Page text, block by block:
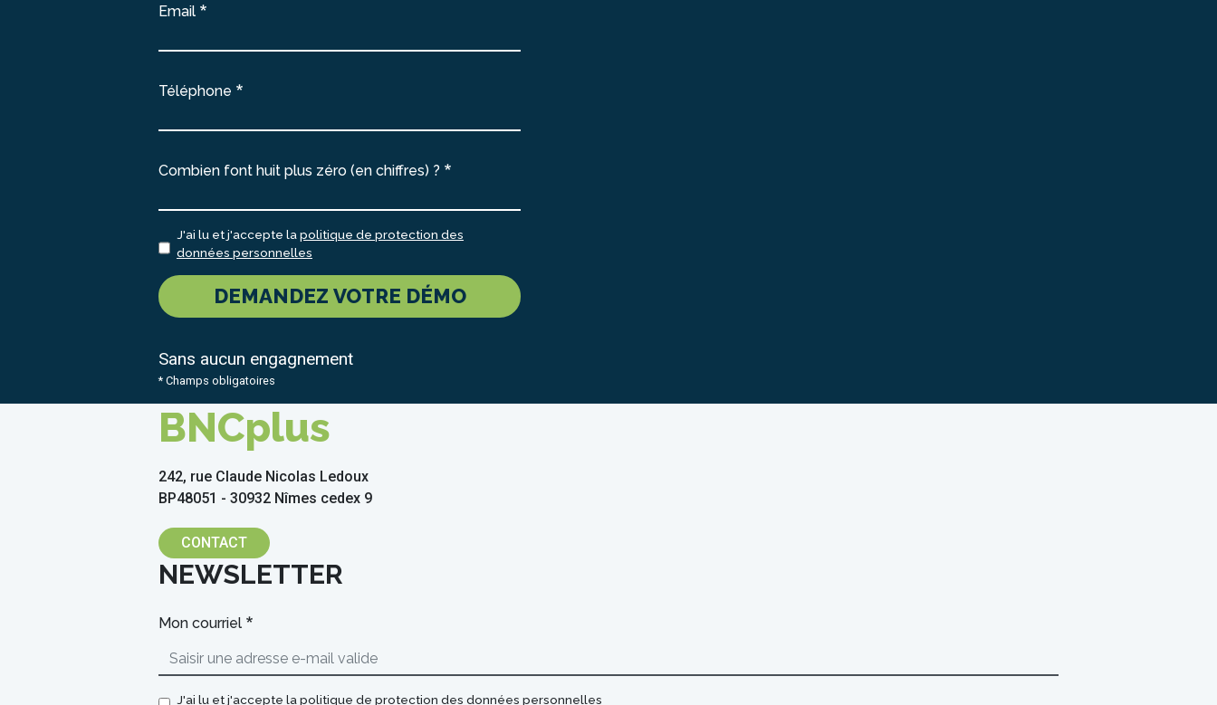
Email
Téléphone
Combien font huit plus zéro (en chiffres) ?
J'ai lu et j'accepte la politique de protection des
données personnelles
DEMANDEZ VOTRE DÉMO
Sans aucun engagnement
* Champs obligatoires
BNCplus
242, rue Claude Nicolas Ledoux
BP48051 - 30932 Nîmes cedex 9
CONTACT
NEWSLETTER
Mon courriel
J'ai lu et j'accepte la politique de protection des données personnelles